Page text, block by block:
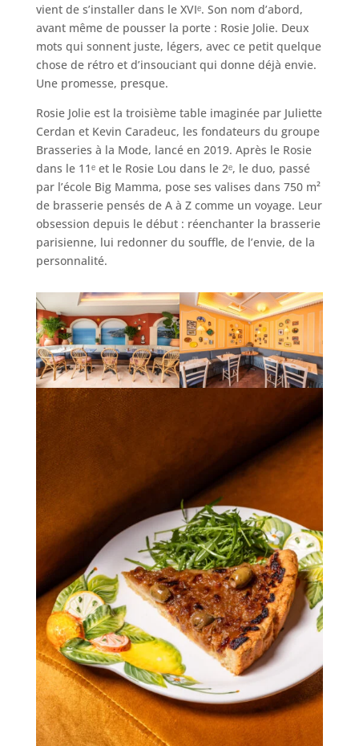
vient de s’installer dans le XVIᵉ. Son nom d’abord,
avant même de pousser la porte : Rosie Jolie. Deux
mots qui sonnent juste, légers, avec ce petit quelque
chose de rétro et d’insouciant qui donne déjà envie.
Une promesse, presque.
Rosie Jolie est la troisième table imaginée par Juliette
Cerdan et Kevin Caradeuc, les fondateurs du groupe
Brasseries à la Mode, lancé en 2019. Après le Rosie
dans le 11ᵉ et le Rosie Lou dans le 2ᵉ, le duo, passé
par l’école Big Mamma, pose ses valises dans 750 m²
de brasserie pensés de A à Z comme un voyage. Leur
obsession depuis le début : réenchanter la brasserie
parisienne, lui redonner du souffle, de l’envie, de la
personnalité.